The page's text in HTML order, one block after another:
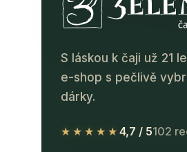
S láskou k čaji už 21
e-shop s pečlivě
dárky.
★★★★★ 4,7 / 5102